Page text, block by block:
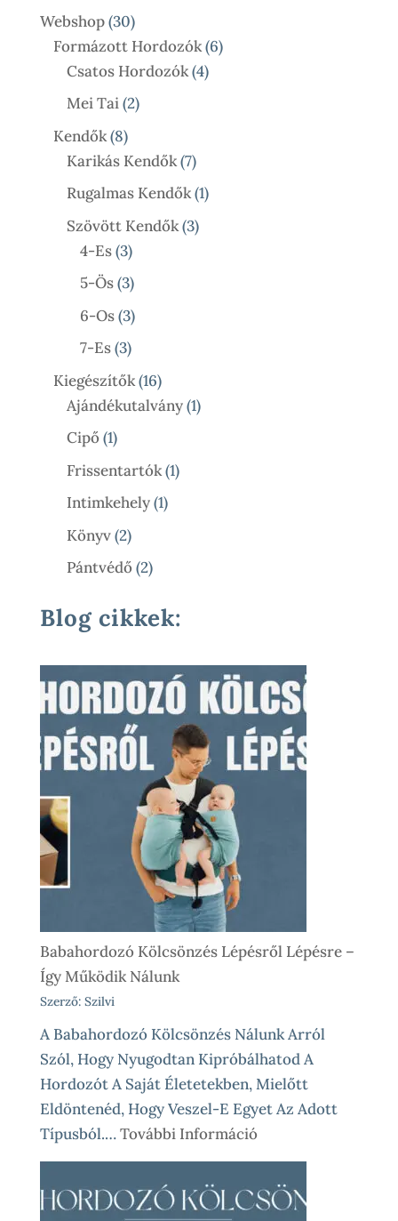
Webshop 3030
Termék
Formázott Hordozók 66
Csatos Hordozók 44
Mei Tai 22
Kendők 88
Termék
Karikás Kendők 77
Termék
Rugalmas Kendők 11
Szövött Kendők 33
4-Es 33
Termék
5-Ös 33
Termék
6-Os 33
Termék
7-Es 33
Termék
Kiegészítők 1616
Termék
Ajándékutalvány 11
Cipő 11
Termék
Frissentartók 11
Intimkehely 11
Könyv 22
Termék
Pántvédő 22
Blog cikkek:
Babahordozó Kölcsönzés Lépésről Lépésre –
Így Működik Nálunk
Szerző: Szilvi
A Babahordozó Kölcsönzés Nálunk Arról
Szól, Hogy Nyugodtan Kipróbálhatod A
Hordozót A Saját Életetekben, Mielőtt
Eldöntenéd, Hogy Veszel-E Egyet Az Adott
Típusból.…További Információ:
Babahordozó
Kölcsönzés
Lépésről